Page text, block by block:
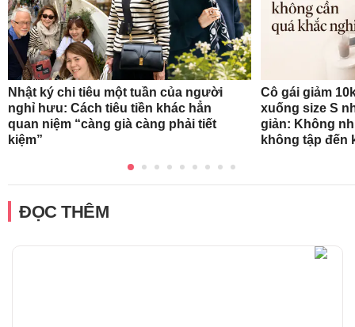
Nhật ký chi tiêu một tuần của người
nghỉ hưu: Cách tiêu tiền khác hẳn
quan niệm “càng già càng phải tiết
kiệm”
Cô gái giảm
xuống size S
giản: Không
không tập đến
ĐỌC THÊM